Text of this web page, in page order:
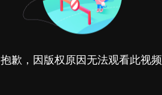
抱歉，因版权原因无法观看此视频